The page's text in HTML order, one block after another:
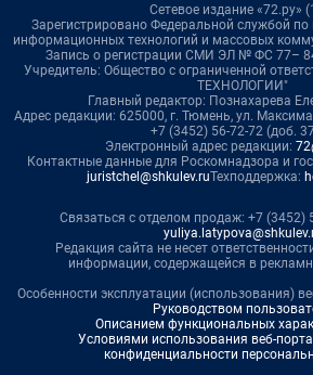
Сетевое издание «72.ру»
Зарегистрировано Федеральной службой по
информационных технологий и массовых
Запись о регистрации СМИ ЭЛ № ФС 77–
Учредитель: Общество с ограниченной
ТЕХНОЛОГИИ"
Главный редактор: Познахарева
Адрес редакции: 625000, г. Тюмень, ул.
+7 (3452) 56-72-72 (доб.
Электронный адрес редакции:
Контактные данные для Роскомнадзора и
juristchel@shkulev.ruТехподдержка:
Связаться с отделом продаж: +7 (3452)
Редакция сайта не несет
информации, содержащейся в
Особенности эксплуатации (использования)
Руководством
Описанием функциональных
Условиями использования веб-
конфиденциальности